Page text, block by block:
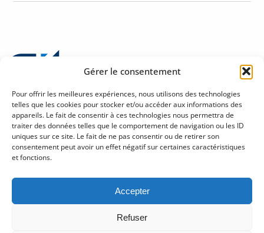
Gérer le consentement
Pour offrir les meilleures expériences, nous utilisons des technologies
telles que les cookies pour stocker et/ou accéder aux informations des
appareils. Le fait de consentir à ces technologies nous permettra de
traiter des données telles que le comportement de navigation ou les ID
uniques sur ce site. Le fait de ne pas consentir ou de retirer son
consentement peut avoir un effet négatif sur certaines caractéristiques
et fonctions.
Accepter
Refuser
Halles Fleur de Lys
245, rue Soumande, bureau 280
gitcre@git.qc.ca